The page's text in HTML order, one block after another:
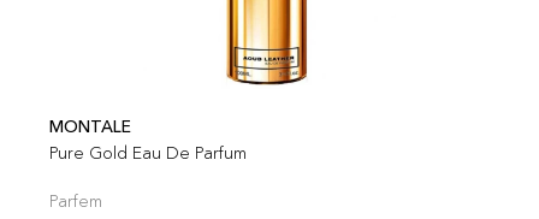
MONTALE
Pure Gold Eau De Parfum
Parfem